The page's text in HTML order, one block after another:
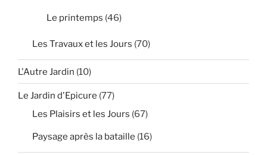
Le printemps (46)
Les Travaux et les Jours (70)
L'Autre Jardin (10)
Le Jardin d'Epicure (77)
Les Plaisirs et les Jours (67)
Paysage après la bataille (16)